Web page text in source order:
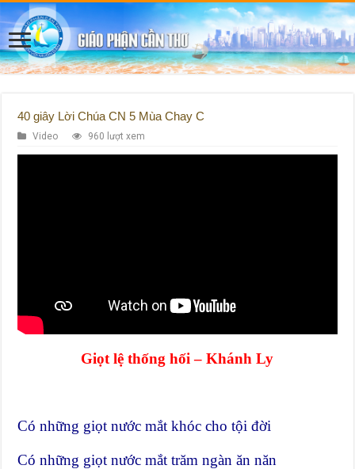
40 giây Lời Chúa CN 5 Mùa Chay C
Video 960 lượt xem
Giọt lệ thống hối – Khánh Ly
Có những giọt nước mắt khóc cho tội đời
Có những giọt nước mắt trăm ngàn ăn năn